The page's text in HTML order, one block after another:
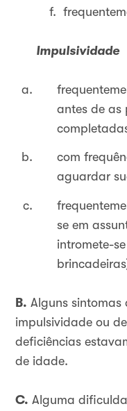
Impulsividade
antes de as
com
aguardar
se em
intromete-
B. Alguns
impulsividade ou
deficiências
de idade.
C. Alguma